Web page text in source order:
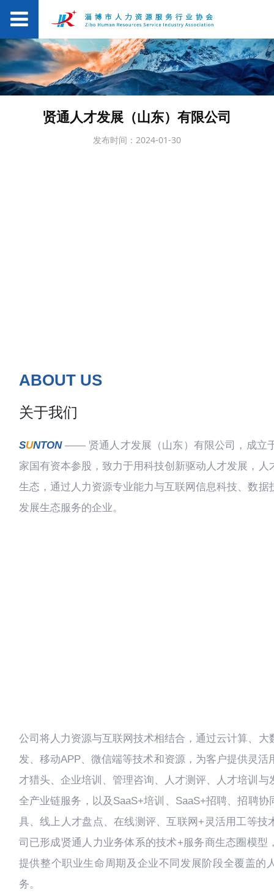
贤通人才发展（山东）有限公司
发布时间：2024-01-30
ABOUT US
关于我们
SUNTON—— 贤通人才发展（山东）有限公司，成立
家国有资本参股，致力于用科技创新驱动人才发展，人
生态，通过人力资源专业能力与互联网信息科技、数据
发展生态服务的企业。
公司将人力资源与互联网技术相结合，通过云计算、大
发、移动APP、微信端等技术和资源，为客户提供灵活
才猎头、企业培训、管理咨询、人才测评、人才培训与
全产业链服务，以及SaaS+培训、SaaS+招聘、招聘协
具、线上人才盘点、在线测评、互联网+灵活用工等技
司已形成贤通人力业务体系的技术+服务商生态圈模型
提供整个职业生命周期及企业不同发展阶段全覆盖的
务。